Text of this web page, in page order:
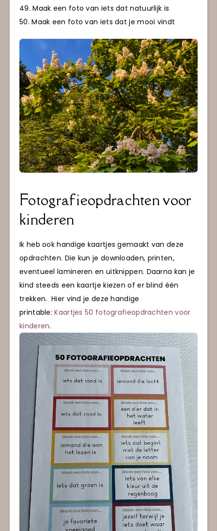
49. Maak een foto van iets dat natuurlijk is
50. Maak een foto van iets dat je mooi vindt
Fotografieopdrachten voor
kinderen
Ik heb ook handige kaartjes gemaakt van deze
opdrachten. Die kun je downloaden, printen,
eventueel lamineren en uitknippen. Daarna kan je
kind steeds een kaartje kiezen of er blind één
trekken. Hier vind je deze handige
printable:Kaartjes 50 fotografieopdrachten voor
kinderen.